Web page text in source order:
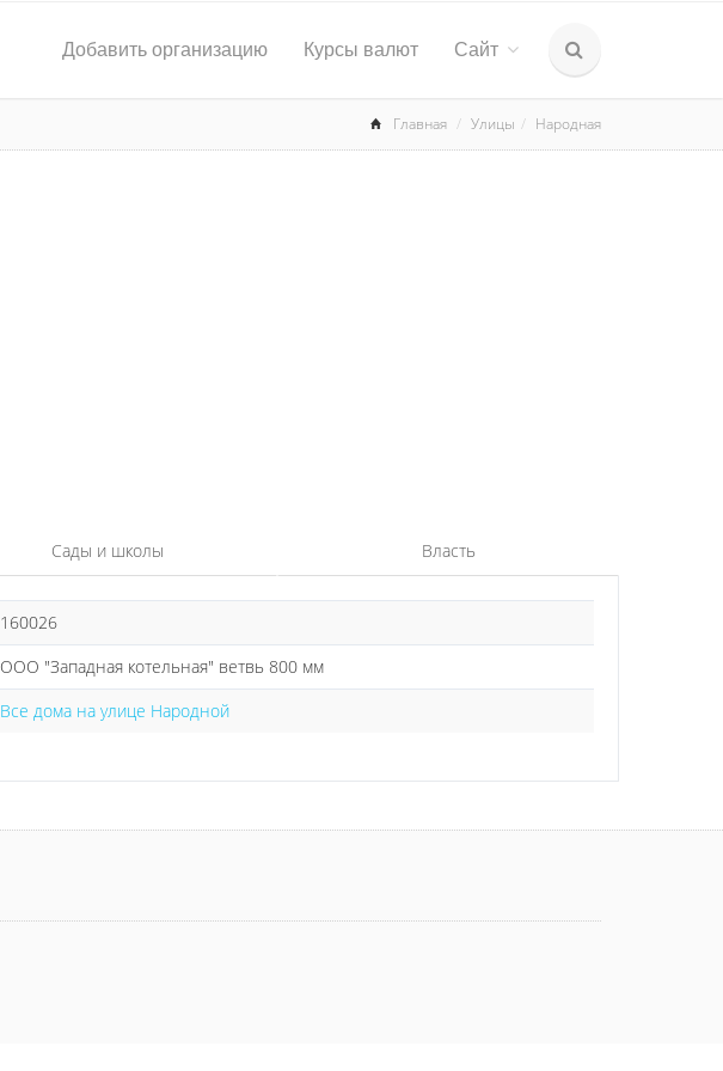
Добавить организацию Курсы валют Сайт
Главная Улицы Народная
Сады и школы Власть
160026
ООО "Западная котельная" ветвь 800 мм
Все дома на улице Народной